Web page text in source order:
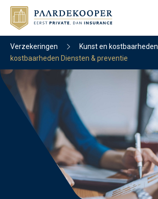
Verzekeringen Kunst en kostbaarheden
kostbaarheden Diensten & preventie